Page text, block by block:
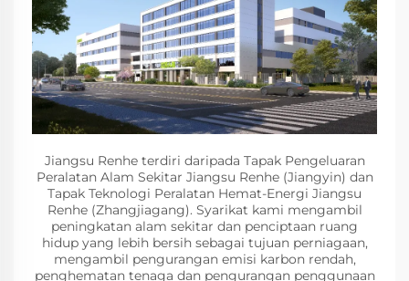
Jiangsu Renhe terdiri daripada Tapak Pengeluaran
Peralatan Alam Sekitar Jiangsu Renhe (Jiangyin) dan
Tapak Teknologi Peralatan Hemat-Energi Jiangsu
Renhe (Zhangjiagang). Syarikat kami mengambil
peningkatan alam sekitar dan penciptaan ruang
hidup yang lebih bersih sebagai tujuan perniagaan,
mengambil pengurangan emisi karbon rendah,
penghematan tenaga dan pengurangan penggunaan